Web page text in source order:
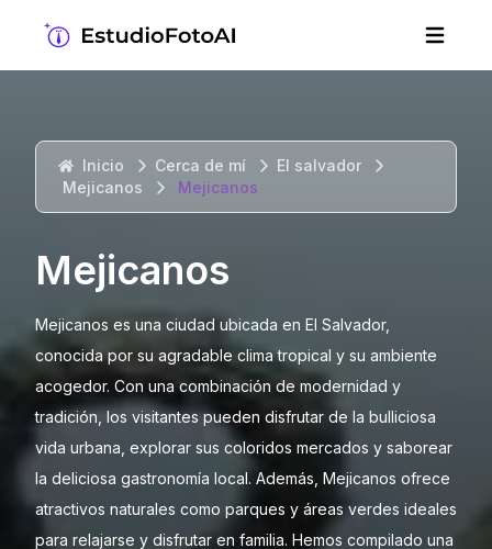
Inicio Cerca de mí
El salvador
Mejicanos
Mejicanos
Mejicanos
Mejicanos es una ciudad ubicada en El Salvador,
conocida por su agradable clima tropical y su ambiente
acogedor. Con una combinación de modernidad y
tradición, los visitantes pueden disfrutar de la bulliciosa
vida urbana, explorar sus coloridos mercados y saborear
la deliciosa gastronomía local. Además, Mejicanos ofrece
atractivos naturales como parques y áreas verdes ideales
para relajarse y disfrutar en familia. Hemos compilado una